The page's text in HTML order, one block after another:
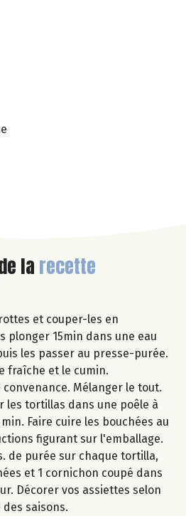
larecette
et couper-les en
plonger 15min dans une eau
les passer au presse-purée.
et le cumin.
Mélanger le tout.
tortillas dans une poêle à
Faire cuire les bouchées au
figurant sur l'emballage.
de purée sur chaque tortilla,
et 1 cornichon coupé dans
Décorer vos assiettes selon
saisons.